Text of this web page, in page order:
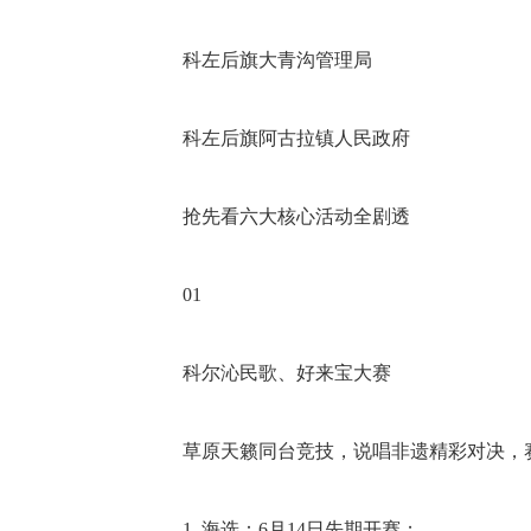
科左后旗大青沟管理局
科左后旗阿古拉镇人民政府
抢先看六大核心活动全剧透
01
科尔沁民歌、好来宝大赛
草原天籁同台竞技，说唱非遗精彩对决，